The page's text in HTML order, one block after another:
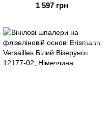
1 597 грн